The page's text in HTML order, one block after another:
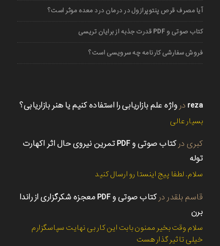
آیا مصرف قرص پنتوپرازول در درمان درد معده موثر است؟
کتاب صوتی و PDF قدرت جذبه از برایان تریسی
فروش سفارشی کارنامه چه سرویسی است؟
reza در واژه علم بازاریابی را استفاده کنیم یا هنر بازاریابی؟
بسیار عالی
کبری در
کتاب صوتی و PDF تمرین نیروی حال اثر اکهارت
توله
سلام. لطفا پیج اینستا رو ارسال کنید
قاسم بلقدر در
کتاب صوتی و PDF معجزه شکرگزاری از راندا
برن
سلام وقت بخیر ممنون بابت این کار بی نهایت سپاسگزارم
خیلی تاثیر گذار هست